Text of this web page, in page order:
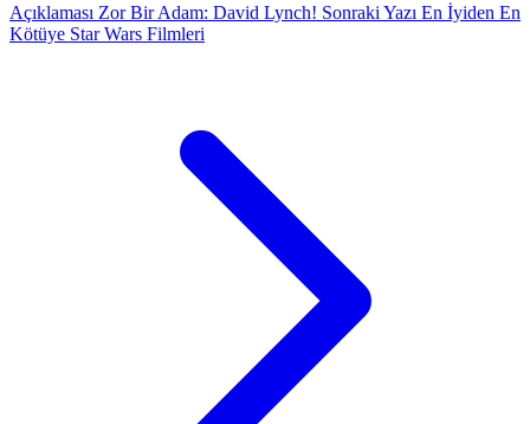
Açıklaması Zor Bir Adam: David Lynch! Sonraki Yazı En İyiden En
Kötüye Star Wars Filmleri